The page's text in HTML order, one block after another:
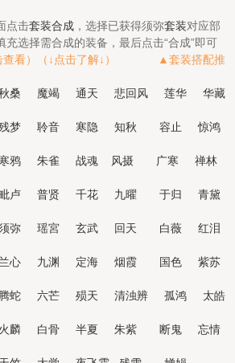
点击套装合成 ，选择已获得须弥套装对应部
充选择需合成的装备，最后点击“合成”即可
击查看）（↓点击了解↓） ▲套装搭配推
桑 魔竭 通天 悲回风 莲华
华藏
梦 聆音 寒隐 知秋 容止
惊鸿
寒鸦 朱雀 战魂 风摄 广寒
禅林
毗卢 普贤 千花 九曜 于归
青黛
弥 瑶宮 玄武 回天 白薇
红泪
兰心 九渊 定海 烟霞 国色
紫苏
腾蛇 六芒 殒天 清浊辨 孤鸿
太皓
火麟 白骨 半夏 朱紫 断鬼
忘情